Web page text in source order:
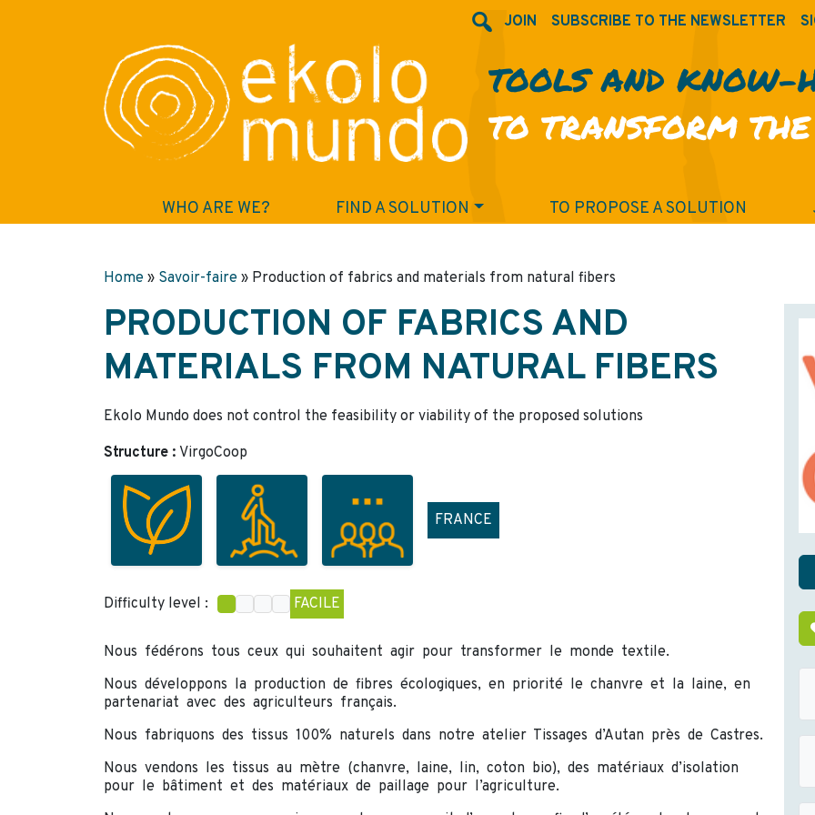
JOIN SUBSCRIBE TO THE NEWSLETTER
TOOLS AND KNOW-
TO TRANSFORM
WHO ARE WE? FIND A SOLUTION TO PROPOSE A SOLUTION
Home » Savoir-faire » Production of fabrics and materials from natural fibers
PRODUCTION OF FABRICS AND
MATERIALS FROM NATURAL FIBERS
Ekolo Mundo does not control the feasibility or viability of the proposed solutions
Structure : VirgoCoop
FRANCE
Difficulty level : FACILE
Nous fédérons tous ceux qui souhaitent agir pour transformer le monde textile.
Nous développons la production de fibres écologiques, en priorité le chanvre et la laine, en
partenariat avec des agriculteurs français.
Nous fabriquons des tissus 100% naturels dans notre atelier Tissages d’Autan près de Castres.
Nous vendons les tissus au mètre (chanvre, laine, lin, coton bio), des matériaux d’isolation
pour le bâtiment et des matériaux de paillage pour l’agriculture.